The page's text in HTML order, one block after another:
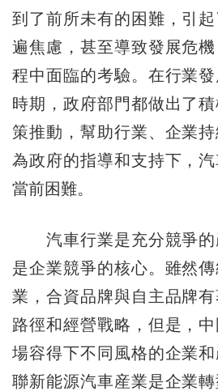
到了前所未有的困難，引
遍焦慮，甚至導致發展危
程中面臨的考驗。在行業
時期，政府部門都做出了
策推動，幫助行業、企業
為政府的指導和支持下，
當前困難。
汽車行業是充分競爭的
是企業競爭的核心。雖然
業，合資品牌與自主品牌
路徑和經營戰略，但是，
場容得下不同風格的企業
聯新能源汽車産業是企業